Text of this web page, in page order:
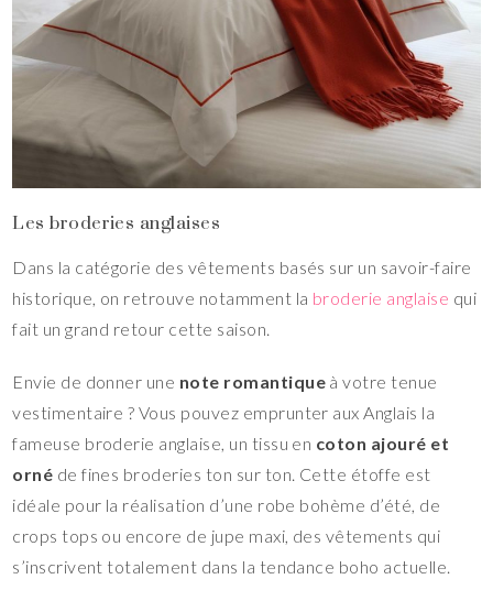
Les broderies anglaises
Dans la catégorie des vêtements basés sur un savoir-faire
historique, on retrouve notamment la broderie anglaise qui
fait un grand retour cette saison.
Envie de donner une note romantique à votre tenue
vestimentaire ? Vous pouvez emprunter aux Anglais la
fameuse broderie anglaise, un tissu en coton ajouré et
orné de fines broderies ton sur ton. Cette étoffe est
idéale pour la réalisation d’une robe bohème d’été, de
crops tops ou encore de jupe maxi, des vêtements qui
s’inscrivent totalement dans la tendance boho actuelle.